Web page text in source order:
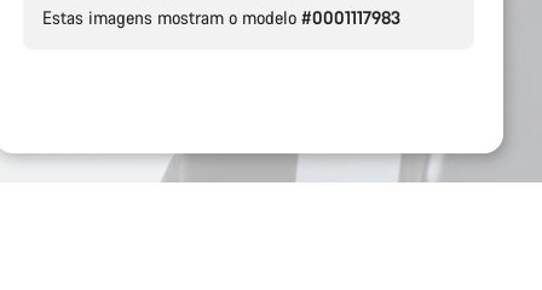
Estas imagens mostram o modelo #0001117983